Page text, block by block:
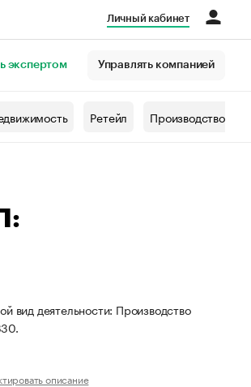
Личный кабинет
экспертом Управлять компанией
Ретейл Производство
вид деятельности: Производство
описание